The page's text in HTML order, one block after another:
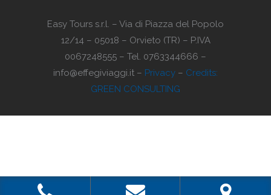
Easy Tours s.r.l. – Via di Piazza del Popolo
12/14 – 05018 – Orvieto (TR) – P.IVA
0067248555 – Tel. 0763344666 –
info@effegiviaggi.it – Privacy – Credits:
GREEN CONSULTING